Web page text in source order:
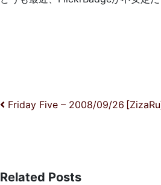
投稿ナビゲーシ
Friday Five – 2008/09/26
Related Posts